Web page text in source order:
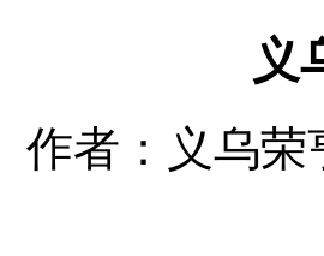
义
作者：义乌荣